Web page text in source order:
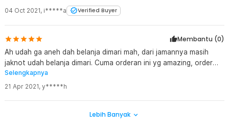
04 Oct 2021, i*****a Verified Buyer
Membantu (0)
Ah udah ga aneh dah belanja dimari mah, dari jamannya masih
jaknot udah belanja dimari. Cuma orderan ini yg amazing, order
pas saur sorenya udah sampe, sadis banget dah... Lumayan
terang lampunya klo buat emergency pas mayi lampu...
Selengkapnya
21 Apr 2021, y*****h
Lebih Banyak